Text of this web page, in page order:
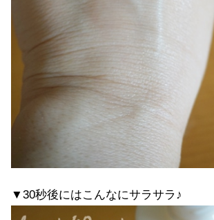
▼30秒後にはこんなにサラサラ♪